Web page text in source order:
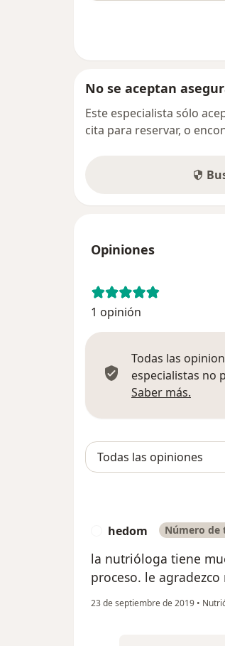
No se aceptan
Este especialista sólo
cita para reservar, o
Opiniones
1 opinión
Todas las
especialistas no
Saber más.
hedom Número de
la nutrióloga tiene
proceso. le
23 de septiembre de 2019 •